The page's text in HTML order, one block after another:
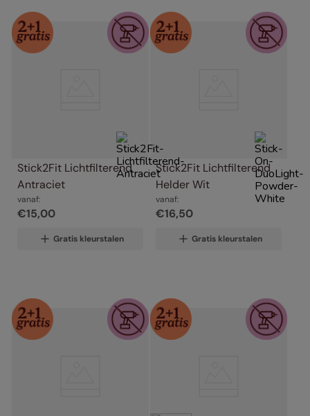
Stick2Fit Lichtfilterend
Antraciet
vanaf:
€15,00
Gratis kleurstalen
Stick2Fit Lichtfilterend
Helder Wit
vanaf:
€16,50
Gratis kleurstalen